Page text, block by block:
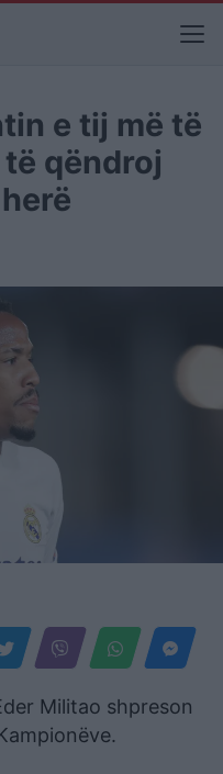
e tij më të
qëndroj
Militao shpreson